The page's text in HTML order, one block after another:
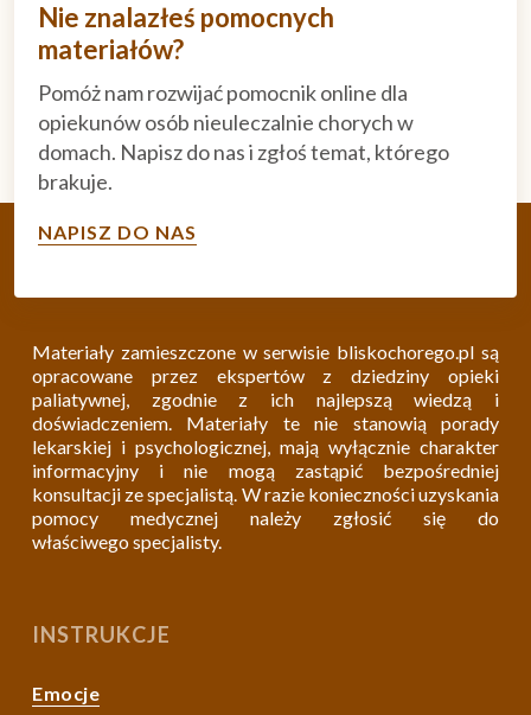
Nie znalazłeś pomocnych
materiałów?
Pomóż nam rozwijać pomocnik online dla
opiekunów osób nieuleczalnie chorych w
domach. Napisz do nas i zgłoś temat, którego
brakuje.
NAPISZ DO NAS
Materiały zamieszczone w serwisie bliskochorego.pl są
opracowane przez ekspertów z dziedziny opieki
paliatywnej, zgodnie z ich najlepszą wiedzą i
doświadczeniem. Materiały te nie stanowią porady
lekarskiej i psychologicznej, mają wyłącznie charakter
informacyjny i nie mogą zastąpić bezpośredniej
konsultacji ze specjalistą. W razie konieczności uzyskania
pomocy medycznej należy zgłosić się do
właściwego specjalisty.
INSTRUKCJE
Emocje